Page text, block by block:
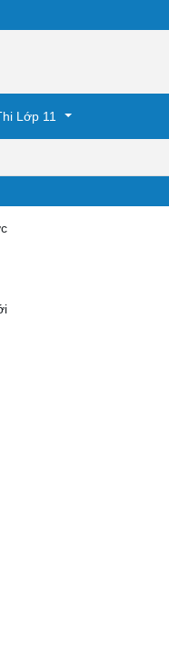
Lớp 11